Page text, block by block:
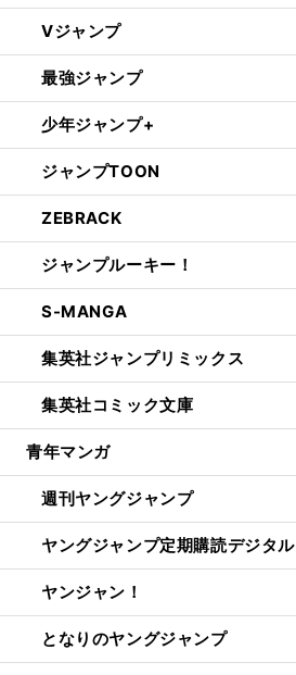
Vジャンプ
最強ジャンプ
少年ジャンプ+
ジャンプTOON
ZEBRACK
ジャンプルーキー！
S-MANGA
集英社ジャンプリミックス
集英社コミック文庫
青年マンガ
週刊ヤングジャンプ
ヤングジャンプ定期購読デジタル
ヤンジャン！
となりのヤングジャンプ